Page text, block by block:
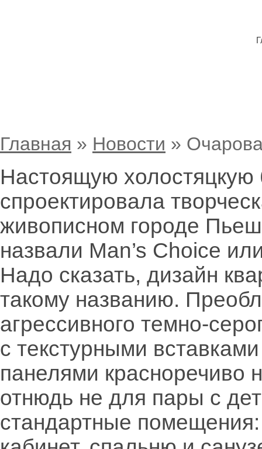
Главная » Новости »
Настоящую холостяцкую
спроектировала
живописном городе
назвали Man’s Choice
Надо сказать, дизайн
такому названию.
агрессивного темно-
с текстурными
панелями красноречиво
отнюдь не для пары с
стандартные